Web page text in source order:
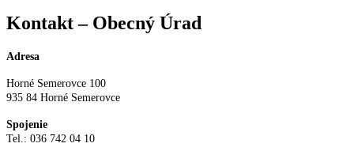
Kontakt – Obecný Úrad
Adresa
Horné Semerovce 100
935 84 Horné Semerovce
Spojenie
Tel.: 036 742 04 10